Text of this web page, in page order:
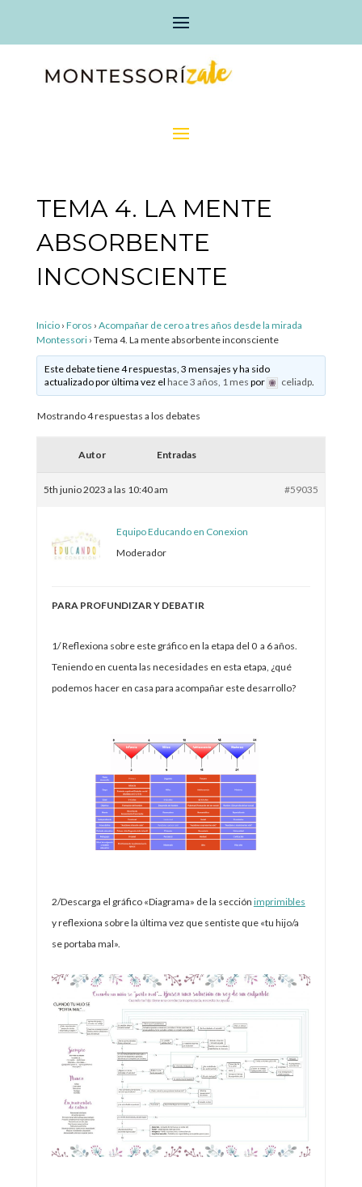
TEMA 4. LA MENTE
ABSORBENTE
INCONSCIENTE
Inicio › Foros › Acompañar de cero a tres años desde la mirada
Montessori › Tema 4. La mente absorbente inconsciente
Este debate tiene 4 respuestas, 3 mensajes y ha sido
actualizado por última vez el hace 3 años, 1 mes por celiadp.
Mostrando 4 respuestas a los debates
Autor Entradas
5th junio 2023 a las 10:40 am #59035
Equipo Educando en Conexion
Moderador
PARA PROFUNDIZAR Y DEBATIR
1/ Reflexiona sobre este gráfico en la etapa del 0 a 6 años.
Teniendo en cuenta las necesidades en esta etapa, ¿qué
podemos hacer en casa para acompañar este desarrollo?
2/Descarga el gráfico «Diagrama» de la sección imprimibles
y reflexiona sobre la última vez que sentiste que «tu hijo/a
se portaba mal».